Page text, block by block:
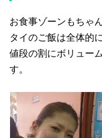
お食事ゾーンもちゃ
タイのご飯は全体的
値段の割にボリュー
す。